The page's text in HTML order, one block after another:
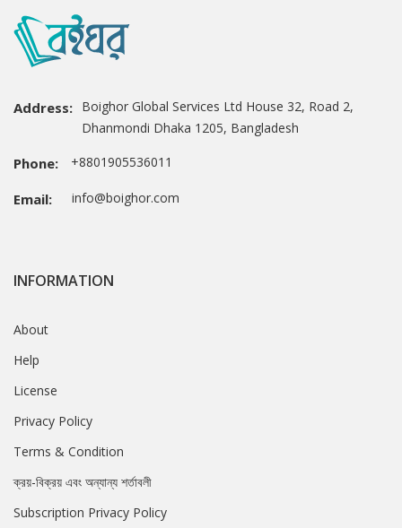
Address: Boighor Global Services Ltd House 32, Road 2,
Dhanmondi Dhaka 1205, Bangladesh
Phone: +8801905536011
Email: info@boighor.com
INFORMATION
About
Help
License
Privacy Policy
Terms & Condition
ক্রয়-বিক্রয় এবং অন্যান্য শর্তাবলী
Subscription Privacy Policy